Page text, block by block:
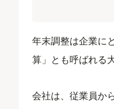
年末調整は企業に
算」とも呼ばれる
会社は、従業員か